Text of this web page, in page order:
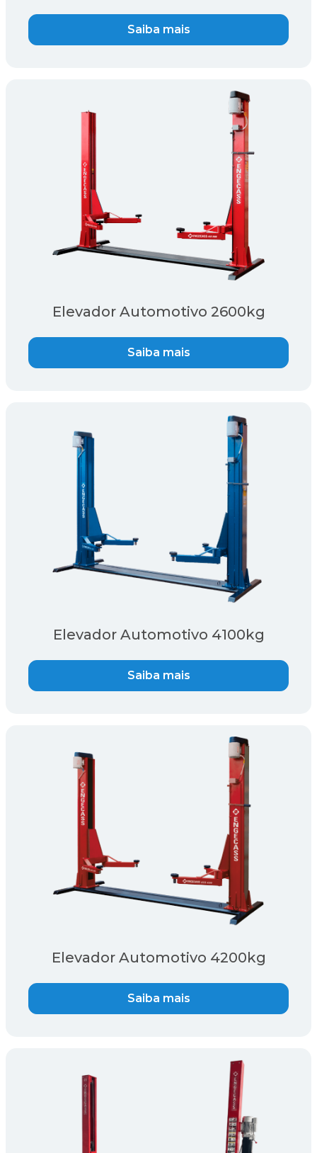
Saiba mais
Elevador Automotivo 2600kg
Saiba mais
Elevador Automotivo 4100kg
Saiba mais
Elevador Automotivo 4200kg
Saiba mais